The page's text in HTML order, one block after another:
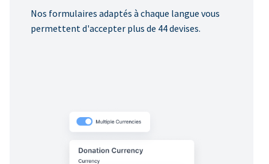
Nos formulaires adaptés à chaque langue vous
permettent d'accepter plus de 44 devises.